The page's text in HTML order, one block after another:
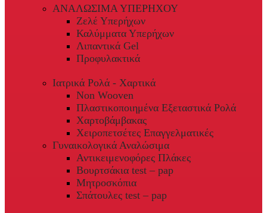
ΑΝΑΛΩΣΙΜΑ ΥΠΕΡΗΧΟΥ
Ζελέ Υπερήχων
Καλύμματα Υπερήχων
Λιπαντικά Gel
Προφυλακτικά
Ιατρικά Ρολά - Χαρτικά
Non Wooven
Πλαστικοποιημένα Εξεταστικά Ρολά
Χαρτοβάμβακας
Χειροπετσέτες Επαγγελματικές
Γυναικολογικά Αναλώσιμα
Αντικειμενοφόρες Πλάκες
Βουρτσάκια test – pap
Μητροσκόπια
Σπάτουλες test – pap